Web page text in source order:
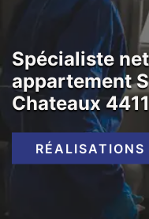
Spécialiste
appartement
Chateaux
RÉALISATIONS